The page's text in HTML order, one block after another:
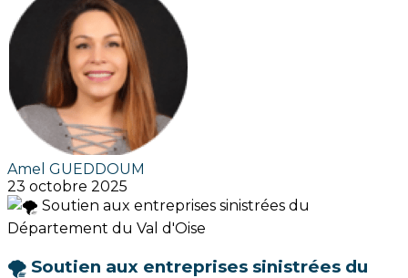
Amel GUEDDOUM
23 octobre 2025
🌪️ Soutien aux entreprises sinistrées du